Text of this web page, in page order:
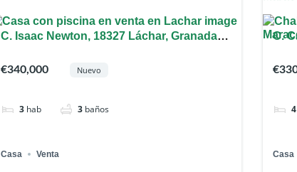
C. Isaac Newton, 18327 Láchar, Granada,
€340,000 Nuevo
3 hab 3 baños
Casa Venta
C.
4
Casa